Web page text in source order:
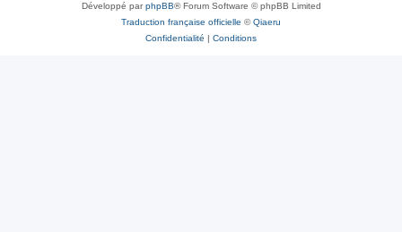
Développé parphpBB® Forum Software © phpBB Limited
Traduction française officielle ©Qiaeru
Confidentialité | Conditions